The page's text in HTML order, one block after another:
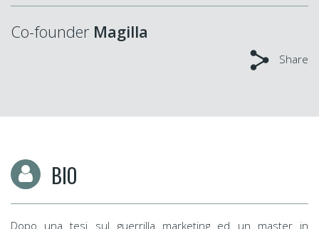
Co-founder Magilla
Share
BIO
Dopo una tesi sul guerrilla marketing ed un master in